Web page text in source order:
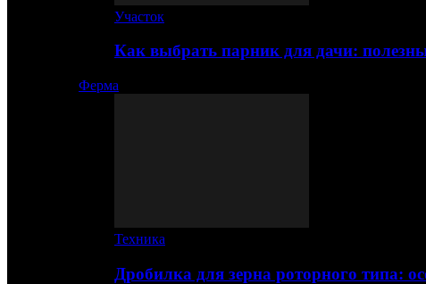
Участок
Как выбрать парник для дачи:
Ферма
Техника
Дробилка для зерна роторного типа: